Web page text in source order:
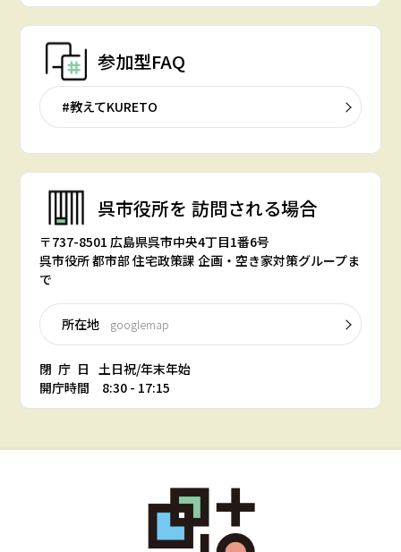
参加型FAQ
#教えてKURETO
呉市役所を 訪問される場合
〒737-8501 広島県呉市中央4丁目1番6号
呉市役所 都市部 住宅政策課 企画・空き家対策グループま
で
所在地 googlemap
閉庁日 土日祝/年末年始
開庁時間 8:30 - 17:15